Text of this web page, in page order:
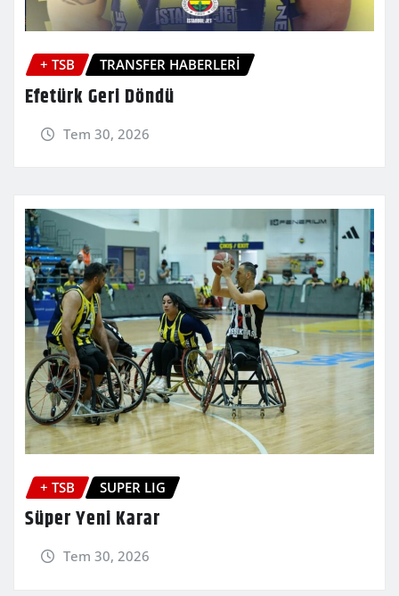
+ TSB TRANSFER HABERLERİ
Efetürk Geri Döndü
Tem 30, 2026
+ TSB SUPER LIG
Süper Yeni Karar
Tem 30, 2026